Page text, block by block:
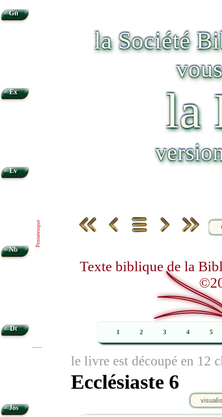
la Société
la
Texte biblique de la
1 2 3 4 5
le livre est découpé en 12
Ecclésiaste 6
Gn
Ex
Lv
Nb
Dt
Jos
Pentateuque